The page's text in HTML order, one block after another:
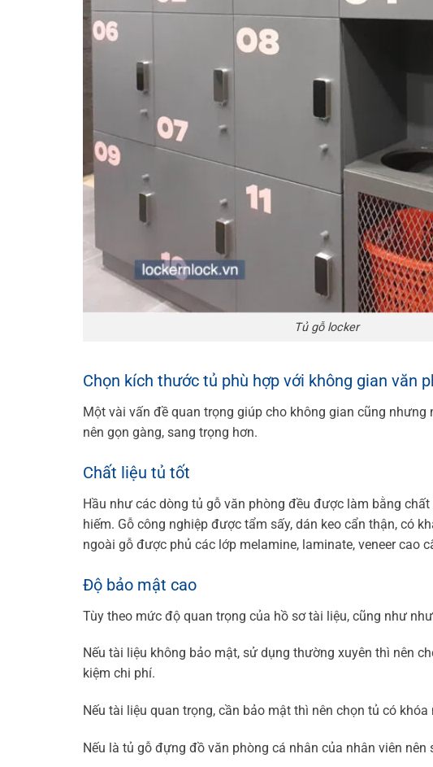
Tủ gỗ locker
Chọn kích thước tủ phù hợp với không gian văn
Một vài vấn đề quan trọng giúp cho không gian cũng
nên gọn gàng, sang trọng hơn.
Chất liệu tủ tốt
Hầu như các dòng tủ gỗ văn phòng đều được làm bằng
hiếm. Gỗ công nghiệp được tẩm sấy, dán keo cẩn thận, có
ngoài gỗ được phủ các lớp melamine, laminate, veneer cao
Độ bảo mật cao
Tùy theo mức độ quan trọng của hồ sơ tài liệu, cũng như
Nếu tài liệu không bảo mật, sử dụng thường xuyên thì nên
kiệm chi phí.
Nếu tài liệu quan trọng, cần bảo mật thì nên chọn tủ có
Nếu là tủ gỗ đựng đồ văn phòng cá nhân của nhân viên